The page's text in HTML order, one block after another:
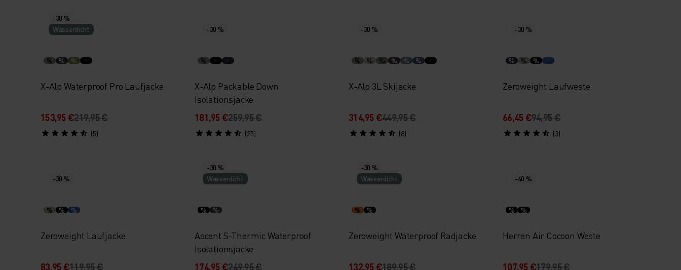
-30 %
Wasserdicht
% % %
X-Alp Waterproof Pro Laufjacke
153,95 €219,95 €
(5)
-30 %
%
X-Alp Packable Down
Isolationsjacke
181,95 €259,95 €
(25)
-30 %
% % % % % %
X-Alp 3L Skijacke
314,95 €449,95 €
(8)
-30 %
% % %
Zeroweight Laufweste
66,45 €94,95 €
(3)
-30 %
% % %
Zeroweight Laufjacke
83,95 €119,95 €
-30 %
Wasserdicht
% %
Ascent S-Thermic Waterproof
Isolationsjacke
174,95 €249,95 €
-30 %
Wasserdicht
% %
Zeroweight Waterproof Radjacke
132,95 €189,95 €
-40 %
% %
Herren Air Cocoon Weste
107,95 €179,95 €